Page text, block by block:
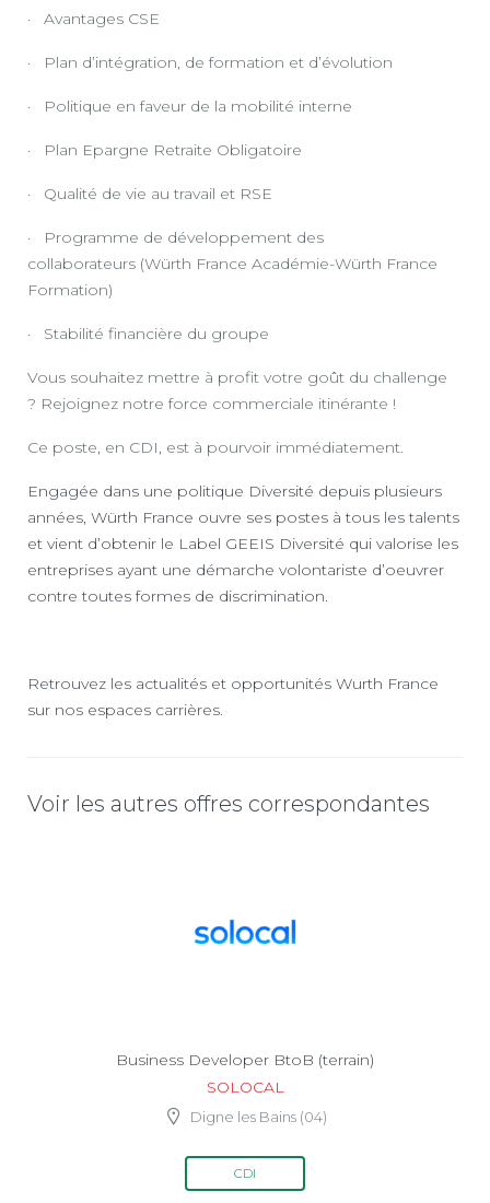
· Avantages CSE
· Plan d’intégration, de formation et d’évolution
· Politique en faveur de la mobilité interne
· Plan Epargne Retraite Obligatoire
· Qualité de vie au travail et RSE
· Programme de développement des
collaborateurs (Würth France Académie-Würth France
Formation)
· Stabilité financière du groupe
Vous souhaitez mettre à profit votre goût du challenge
? Rejoignez notre force commerciale itinérante !
Ce poste, en CDI, est à pourvoir immédiatement.
Engagée dans une politique Diversité depuis plusieurs
années, Würth France ouvre ses postes à tous les talents
et vient d’obtenir le Label GEEIS Diversité qui valorise les
entreprises ayant une démarche volontariste d’oeuvrer
contre toutes formes de discrimination.
Retrouvez les actualités et opportunités Wurth France
sur nos espaces carrières.
Voir les autres offres correspondantes
Business Developer BtoB (terrain)
SOLOCAL
Digne les Bains (04)
CDI